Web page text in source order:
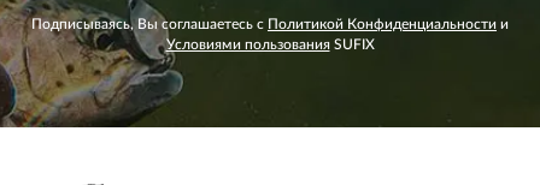
Подписываясь, Вы соглашаетесь с Политикой Конфиденциальности и
Условиями пользованияSUFIX